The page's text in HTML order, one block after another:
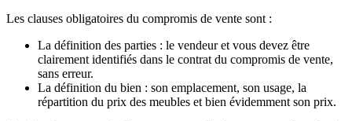
Les clauses obligatoires du compromis de vente sont :
La définition des parties : le vendeur et vous devez être
clairement identifiés dans le contrat du compromis de vente,
sans erreur.
La définition du bien : son emplacement, son usage, la
répartition du prix des meubles et bien évidemment son prix.